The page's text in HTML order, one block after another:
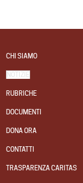
CHI SIAMO
NOTIZIE
RUBRICHE
DOCUMENTI
DONA ORA
CONTATTI
TRASPARENZA CARITAS